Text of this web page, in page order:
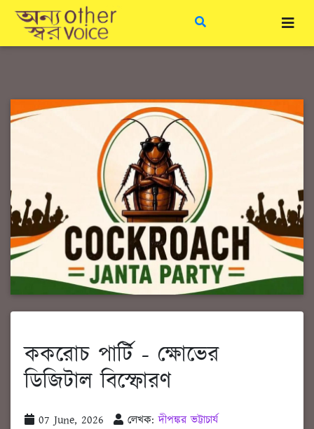
ককরোচ পার্টি - ক্ষোভের
ডিজিটাল বিস্ফোরণ
07 June, 2026 লেখক:দীপঙ্কর ভট্টাচার্য